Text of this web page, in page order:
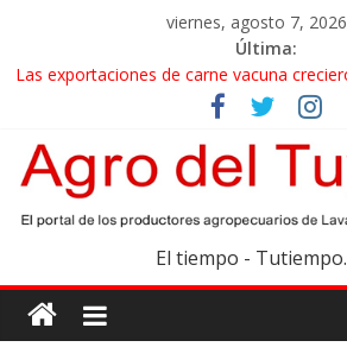
viernes, agosto 7, 2026
Última:
Las exportaciones de carne vacuna
La miel, un motor de las economías
nuevos desafíos para exportar
El gobierno bonaerense realizará un censo
mapa de la producción hortiflorícola
Las exportaciones agroindustriales
en el primer semestre
Maíz: estiman una cosecha récord de
El tiempo -